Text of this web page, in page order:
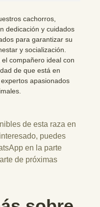
cachorros,
dedicación y cuidados
para garantizar su
y socialización.
el compañero ideal con
de que está en
apasionados
de esta raza en
puedes
en la parte
de próximas